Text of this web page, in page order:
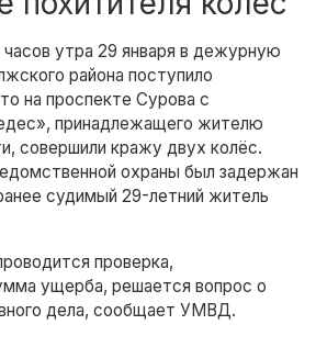
утра 29 января в дежурную
района поступило
на проспекте Сурова с
принадлежащего жителю
совершили кражу двух колёс.
охраны был задержан
судимый 29-летний житель
проверка,
ущерба, решается вопрос о
дела, сообщает УМВД.